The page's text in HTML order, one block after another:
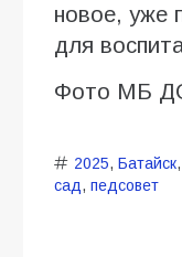
новое, уже
для
Фото МБ
2025, Батайск,
сад, педсовет